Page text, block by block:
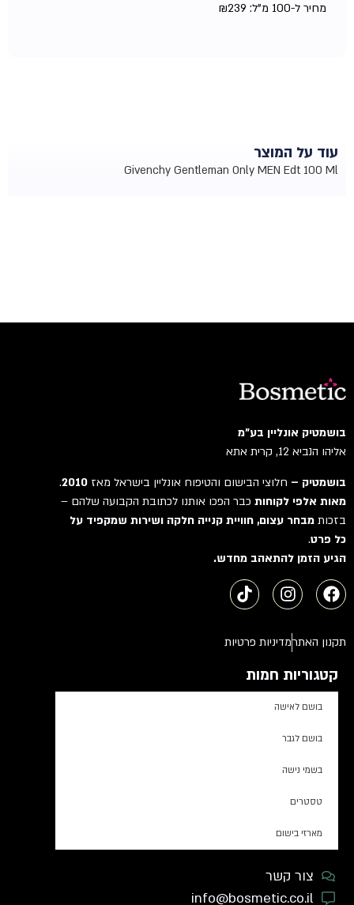
מחיר ל-100 מ"ל:
₪239
עוד על המוצר
Givenchy Gentleman Only MEN Edt 100 Ml
בושמטיק אונליין בע"מ
אליהו הנביא 12, קרית אתא
בושמטיק –חלוצי הבישום והטיפוח אונליין בישראל מאז2010
.
מאות אלפי לקוחותכבר הפכו אותנו לכתובת הקבועה שלהם –
בזכותמבחר עצום, חוויית קנייה חלקה ושירות שמקפיד על
כל פרט.
הגיע הזמן להתאהב מחדש.
תקנון האתרמדיניות פרטיות
קטגוריות חמות
בושם לאישה
בושם לגבר
בשמי נישה
טסטרים
מארזי בישום
צור קשר
info@bosmetic.co.il